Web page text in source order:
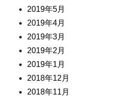
2019年5月
2019年4月
2019年3月
2019年2月
2019年1月
2018年12月
2018年11月